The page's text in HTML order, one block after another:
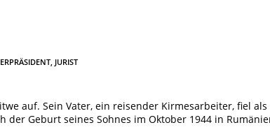
JURIST
auf. Sein Vater, ein reisender Kirmesarbeiter, fiel als
Geburt seines Sohnes im Oktober 1944 in